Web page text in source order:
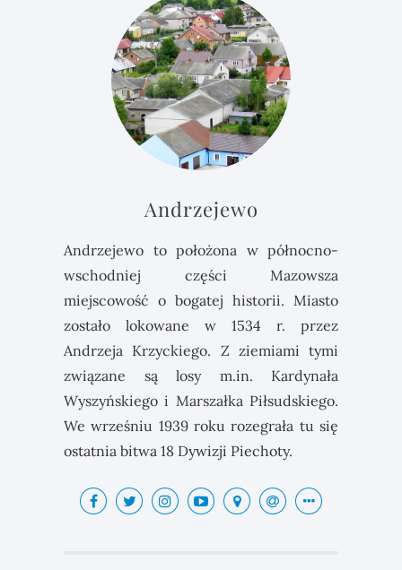
Andrzejewo
Andrzejewo to położona w północno-
wschodniej części Mazowsza
miejscowość o bogatej historii. Miasto
zostało lokowane w 1534 r. przez
Andrzeja Krzyckiego. Z ziemiami tymi
związane są losy m.in. Kardynała
Wyszyńskiego i Marszałka Piłsudskiego.
We wrześniu 1939 roku rozegrała tu się
ostatnia bitwa 18 Dywizji Piechoty.